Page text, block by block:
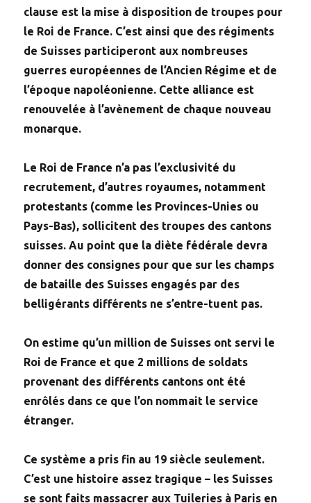
clause est la mise à disposition de troupes pour
le Roi de France. C’est ainsi que des régiments
de Suisses participeront aux nombreuses
guerres européennes de l’Ancien Régime et de
l’époque napoléonienne. Cette alliance est
renouvelée à l’avènement de chaque nouveau
monarque.
Le Roi de France n’a pas l’exclusivité du
recrutement, d’autres royaumes, notamment
protestants (comme les Provinces-Unies ou
Pays-Bas), sollicitent des troupes des cantons
suisses. Au point que la diète fédérale devra
donner des consignes pour que sur les champs
de bataille des Suisses engagés par des
belligérants différents ne s’entre-tuent pas.
On estime qu’un million de Suisses ont servi le
Roi de France et que 2 millions de soldats
provenant des différents cantons ont été
enrôlés dans ce que l’on nommait le service
étranger.
Ce système a pris fin au 19 siècle seulement.
C’est une histoire assez tragique – les Suisses
se sont faits massacrer aux Tuileries à Paris en